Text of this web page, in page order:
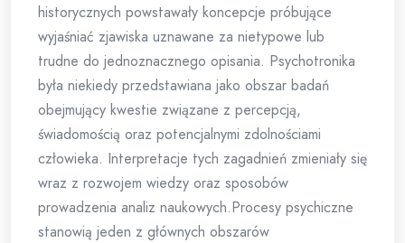
historycznych powstawały koncepcje próbujące
wyjaśniać zjawiska uznawane za nietypowe lub
trudne do jednoznacznego opisania. Psychotronika
była niekiedy przedstawiana jako obszar badań
obejmujący kwestie związane z percepcją,
świadomością oraz potencjalnymi zdolnościami
człowieka. Interpretacje tych zagadnień zmieniały się
wraz z rozwojem wiedzy oraz sposobów
prowadzenia analiz naukowych.Procesy psychiczne
stanowią jeden z głównych obszarów